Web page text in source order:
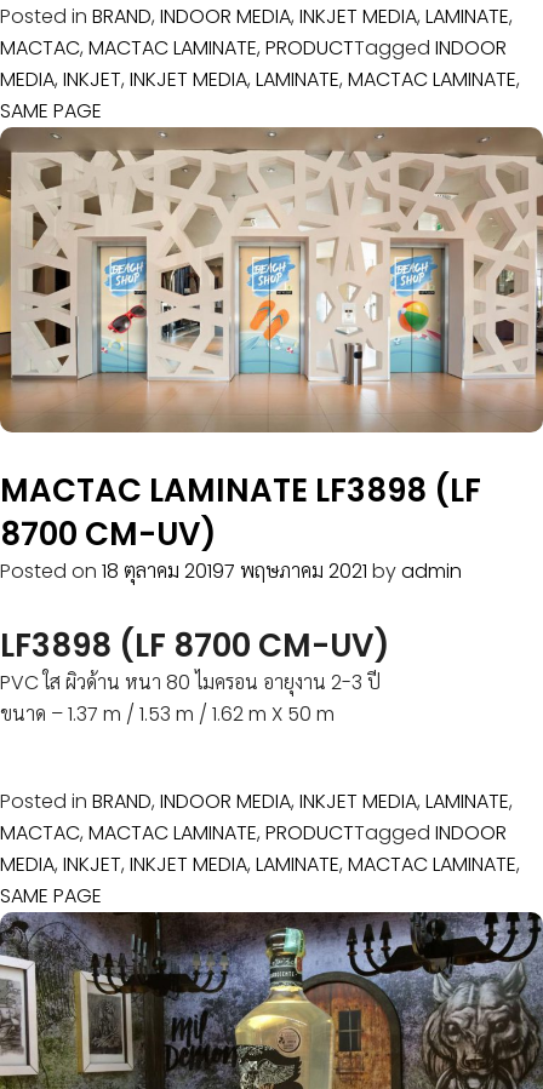
Posted in BRAND, INDOOR MEDIA, INKJET MEDIA, LAMINATE,
MACTAC, MACTAC LAMINATE, PRODUCTTagged INDOOR
MEDIA, INKJET, INKJET MEDIA, LAMINATE, MACTAC LAMINATE,
SAME PAGE
MACTAC LAMINATE LF3898 (LF
8700 CM-UV)
Posted on 18 ตุลาคม 20197 พฤษภาคม 2021 byadmin
LF3898 (LF 8700 CM-UV)
PVC ใส ผิวด้าน หนา 80 ไมครอน อายุงาน 2-3 ปี
ขนาด – 1.37 m / 1.53 m / 1.62 m X 50 m
Posted in BRAND, INDOOR MEDIA, INKJET MEDIA, LAMINATE,
MACTAC, MACTAC LAMINATE, PRODUCTTagged INDOOR
MEDIA, INKJET, INKJET MEDIA, LAMINATE, MACTAC LAMINATE,
SAME PAGE